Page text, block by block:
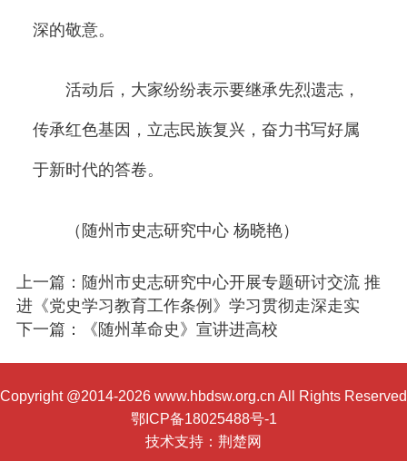
深的敬意。
活动后，大家纷纷表示要继承先烈遗志，
传承红色基因，立志民族复兴，奋力书写好属
于新时代的答卷。
（随州市史志研究中心 杨晓艳）
上一篇：随州市史志研究中心开展专题研讨交流 推
进《党史学习教育工作条例》学习贯彻走深走实
下一篇：《随州革命史》宣讲进高校
Copyright @2014-2026 www.hbdsw.org.cn All Rights Reserved
鄂ICP备18025488号-1
技术支持： 荆楚网